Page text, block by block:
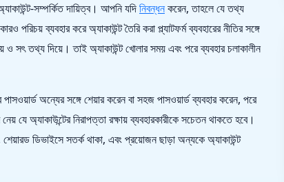
সম্পর্কিত দায়িত্ব। আপনি যদিনিবন্ধনকরেন, তাহলে যে তথ্য
ব্যবহার করে অ্যাকাউন্ট তৈরি করা প্ল্যাটফর্ম ব্যবহারের নীতির সঙ্গে
তথ্য দিয়ে। তাই অ্যাকাউন্ট খোলার সময় এবং পরে ব্যবহার চলাকালীন
অন্যের সঙ্গে শেয়ার করেন বা সহজ পাসওয়ার্ড ব্যবহার করেন, পরে
অ্যাকাউন্টের নিরাপত্তা রক্ষায় ব্যবহারকারীকে সচেতন থাকতে হবে।
ডিভাইসে সতর্ক থাকা, এবং প্রয়োজন ছাড়া অন্যকে অ্যাকাউন্ট